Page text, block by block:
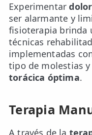
Experimentar
ser alarmante y
fisioterapia brinda
técnicas
implementadas
tipo de molestias y
torácica óptima.
Terapia
A través de la